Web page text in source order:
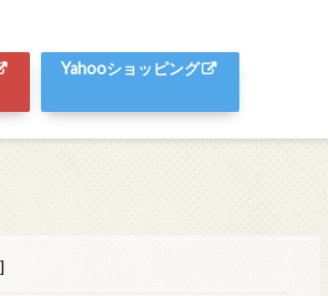
Yahooショッピング
]